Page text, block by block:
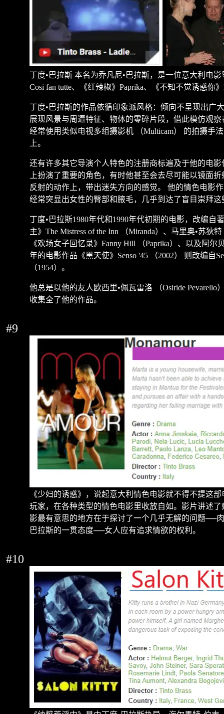
丁度• 巴拉斯 本名为乔凡尼• 巴拉斯，是一位意大利电
Cosi fan tutte、《红辣椒》 Paprika、《不知不觉诱惑你》
丁度• 巴拉斯的作品依循印象派风格：倾向不呈现出广
展现风景与周遭特征、物体的零碎片段，借此模仿观
经常使用类似电视多组摄影机
（Multicam）
的拍摄手
上。
还有许多其它导演个人特色的注册商标遍及于他的电影
上扮演了重要的角色，有时他甚至会去尽可能以镜面折
反射的动作上，带出迷失方向的感觉。
他的情色电影
经常突显出女性的臀部和腋毛，几乎到达了盲目崇拜
丁度• 巴拉斯1980年代和1990年代初期的电影，改编自
主》 The Mistress of the Inn （Miranda）、马里奥•苏狄特
《欢场女子回忆录》 Fanny Hill （Paprika）、以及阿尔
年的电影作品《黑天使》 Senso '45 （2002） 则改编自
（1954）。
他总是以他的友人欧西里•佩瓦雷洛 （Osiride Pevarello
收集全了他的作品。
#9
《少妇的诱惑》，说起意大利情色电影就不得不提这
玩家，在各种类型的情色电影里收放自如。影片讲述
影最有意思的地方在于探讨了一个几乎无解的问题──
巴拉斯的一贯态度──女人应有追求情欲的权利。
#10